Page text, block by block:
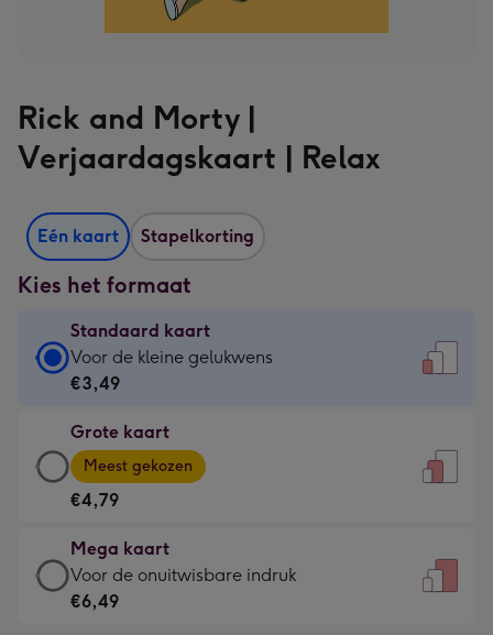
Rick and Morty |
Verjaardagskaart | Relax
Eén kaart Stapelkorting
Kies het formaat
Standaard kaart
Standaard
kaart
€3,49
-
Voor
kleine
gelukwens
-
Voor de kleine gelukwens
€3,49
Grote kaart
Grote
kaart
-
€4,79
-
Meest
gekozen
Meest gekozen
€4,79
Mega kaart
Mega
kaart
Voor de onuitwisbare indruk
€6,49